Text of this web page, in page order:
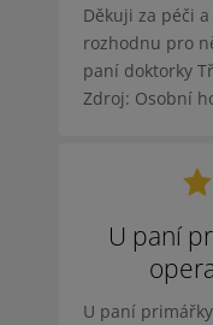
Děkuji za péči
rozhodnu pro
paní doktorky
Zdroj: Osobní
U paní
U paní